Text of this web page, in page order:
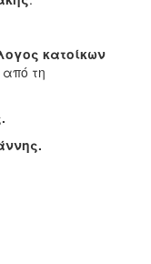
κατοίκων
τη